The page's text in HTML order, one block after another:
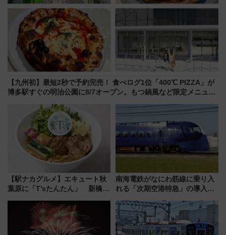
【九州初】最短2秒で予約完売！ 食べログ1位「400℃ PIZZA」が
博多駅すぐの明治公園に8/7オープン。もつ鍋風など限定メニュー
【駅ナカグルメ】エキュート秋
葉原に「T’sたんたん」 新橋に
饅」、オムライス専門店「肉と
たまご」新グルメ続々登場！
【2026年8月】
南海電鉄がなにわ筋線に乗り入
れる「次期空港特急」の導入を
日本初の鉄道デザイン